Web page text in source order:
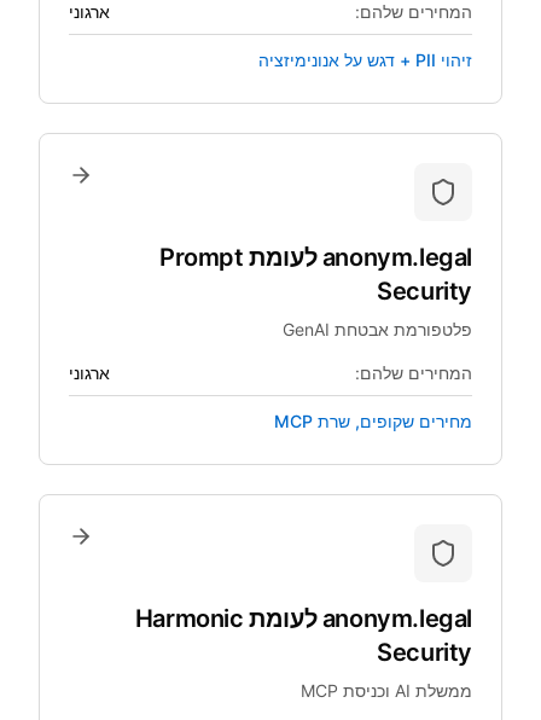
המחירים שלהם: ארגוני
זיהוי PII + דגש על אנונימיזציה
anonym.legal לעומת Prompt
Security
פלטפורמת אבטחת GenAI
המחירים שלהם: ארגוני
מחירים שקופים, שרת MCP
anonym.legal לעומת Harmonic
Security
ממשלת AI וכניסת MCP